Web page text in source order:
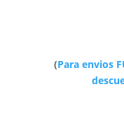
(Para envios